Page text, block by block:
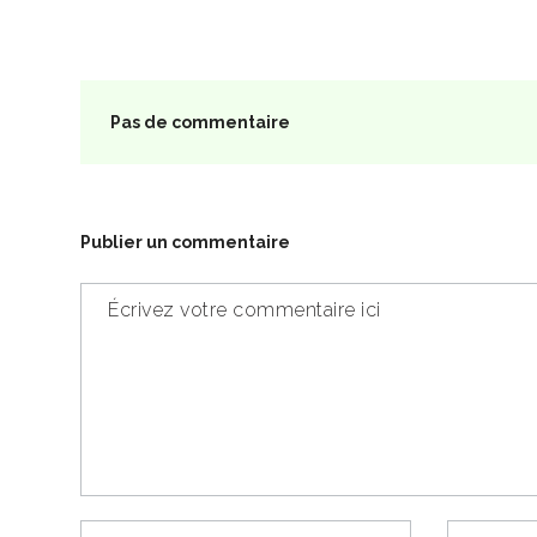
Pas de commentaire
Publier un commentaire